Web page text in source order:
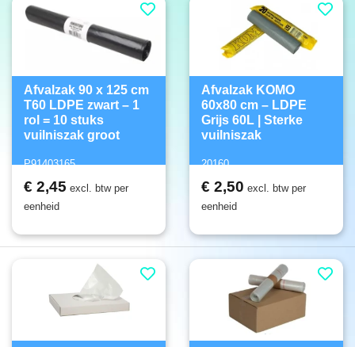
Afvalzak 90 x 125 cm
T60 LDPE zwart – 1
rol = 10 stuks
vuilniszak groot
P91403165
€ 2,45 excl. btw per
eenheid
Afvalzak KOMO
60x80 cm – LDPE
Grijs 60L | Sterke
vuilniszak
20160
€ 2,50 excl. btw per
eenheid